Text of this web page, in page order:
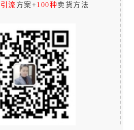
流 方案+100种卖货方法